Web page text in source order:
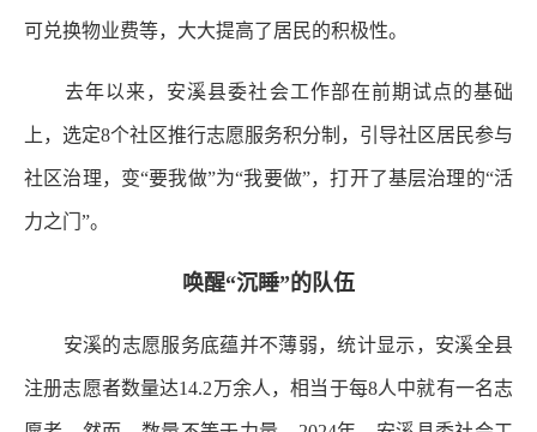
可兑换物业费等，大大提高了居民的积极性。
去年以来，安溪县委社会工作部在前期试点的基础
上，选定8个社区推行志愿服务积分制，引导社区居民参与
社区治理，变“要我做”为“我要做”，打开了基层治理的“活
力之门”。
唤醒“沉睡”的队伍
安溪的志愿服务底蕴并不薄弱，统计显示，安溪全县
注册志愿者数量达14.2万余人，相当于每8人中就有一名志